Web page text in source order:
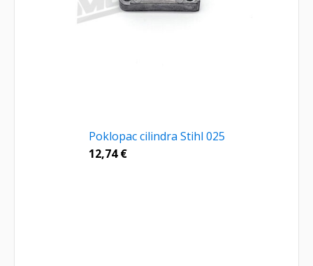
Poklopac cilindra Stihl 025
12,74€